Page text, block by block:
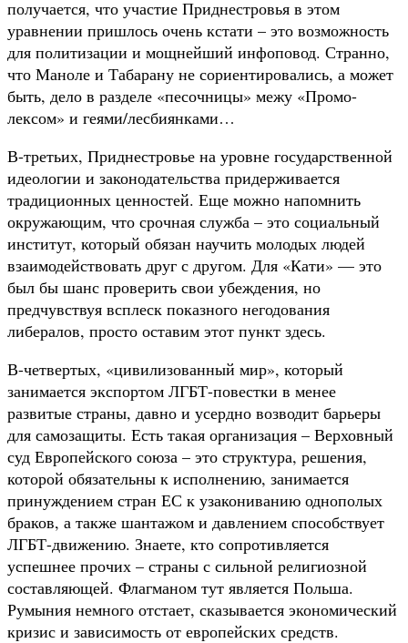
получается, что участие Приднестровья в этом
уравнении пришлось очень кстати – это возможность
для политизации и мощнейший инфоповод. Странно,
что Маноле и Табарану не сориентировались, а может
быть, дело в разделе «песочницы» межу «Промо-
лексом» и геями/лесбиянками…
В-третьих, Приднестровье на уровне государственной
идеологии и законодательства придерживается
традиционных ценностей. Еще можно напомнить
окружающим, что срочная служба – это социальный
институт, который обязан научить молодых людей
взаимодействовать друг с другом. Для «Кати» — это
был бы шанс проверить свои убеждения, но
предчувствуя всплеск показного негодования
либералов, просто оставим этот пункт здесь.
В-четвертых, «цивилизованный мир», который
занимается экспортом ЛГБТ-повестки в менее
развитые страны, давно и усердно возводит барьеры
для самозащиты. Есть такая организация – Верховный
суд Европейского союза – это структура, решения,
которой обязательны к исполнению, занимается
принуждением стран ЕС к узакониванию однополых
браков, а также шантажом и давлением способствует
ЛГБТ-движению. Знаете, кто сопротивляется
успешнее прочих – страны с сильной религиозной
составляющей. Флагманом тут является Польша.
Румыния немного отстает, сказывается экономический
кризис и зависимость от европейских средств.